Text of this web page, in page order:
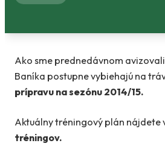
Ako sme prednedávnom
Baníka postupne vybiehajú na
prípravu na sezónu 2014/15.
Aktuálny tréningový plán nájdete
tréningov.